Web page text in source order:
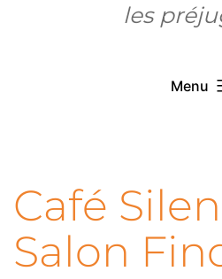
les
Menu
Café
Salon